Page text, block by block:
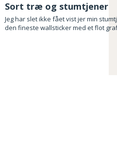
Sort træ og stumtjener
Jeg har slet ikke fået vist jer min
den fineste wallsticker med et flot